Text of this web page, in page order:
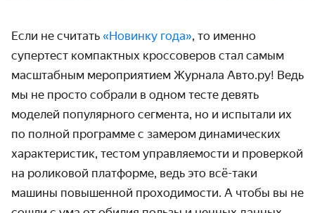
Если не считать «Новинку года», то именно
супертест компактных кроссоверов стал самым
масштабным мероприятием Журнала Авто.ру! Ведь
мы не просто собрали в одном тесте девять
моделей популярного сегмента, но и испытали их
по полной программе с замером динамических
характеристик, тестом управляемости и проверкой
на роликовой платформе, ведь это всё-таки
машины повышенной проходимости. А чтобы вы не